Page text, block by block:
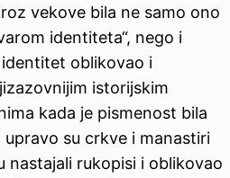
vekove bila ne samo ono
identiteta“, nego i
oblikovao i
istorijskim
kada je pismenost bila
su crkve i manastiri
nastajali rukopisi i oblikovao